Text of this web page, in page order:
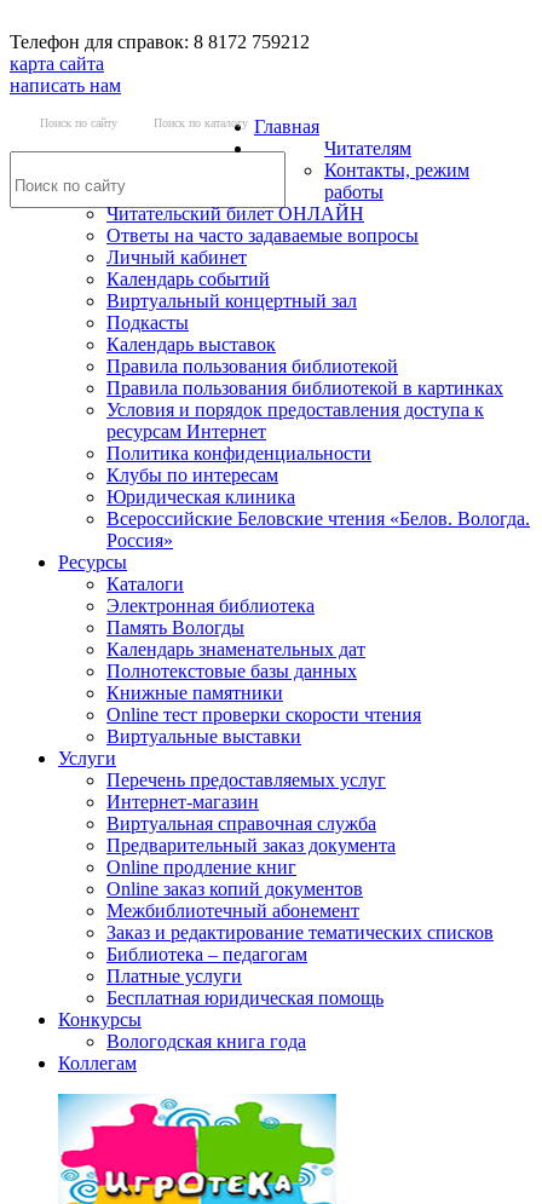
Телефон для справок: 8 8172 759212
карта сайта
написать нам
Поиск по сайту Поиск по каталогу Главная
Читателям
Контакты, режим
работы
Читательский билет ОНЛАЙН
Ответы на часто задаваемые вопросы
Личный кабинет
Календарь событий
Виртуальный концертный зал
Подкасты
Календарь выставок
Правила пользования библиотекой
Правила пользования библиотекой в картинках
Условия и порядок предоставления доступа к
ресурсам Интернет
Политика конфиденциальности
Клубы по интересам
Юридическая клиника
Всероссийские Беловские чтения «Белов. Вологда.
Россия»
Ресурсы
Каталоги
Электронная библиотека
Память Вологды
Календарь знаменательных дат
Полнотекстовые базы данных
Книжные памятники
Online тест проверки скорости чтения
Виртуальные выставки
Услуги
Перечень предоставляемых услуг
Интернет-магазин
Виртуальная справочная служба
Предварительный заказ документа
Online продление книг
Online заказ копий документов
Межбиблиотечный абонемент
Заказ и редактирование тематических списков
Библиотека – педагогам
Платные услуги
Бесплатная юридическая помощь
Конкурсы
Вологодская книга года
Коллегам